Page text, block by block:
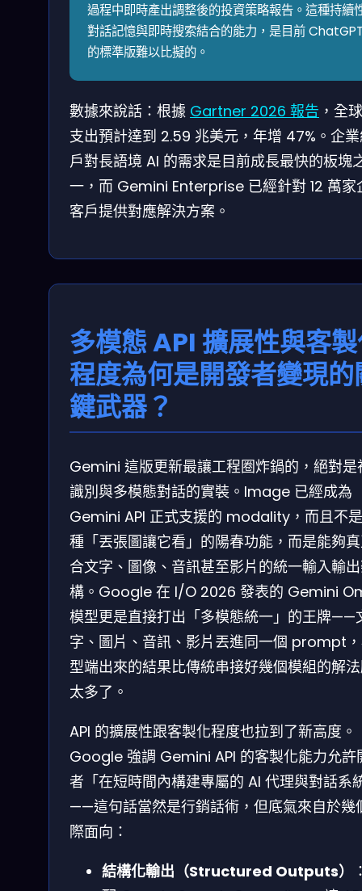
過程中即時產出調整後的投資策略報告。這種持續
對話記憶與即時搜索結合的能力，是目前
的標準版難以比擬的。
數據來說話：根據 Gartner 2026 報告 ，全
支出預計達到 2.59 兆美元，年增 47%。企
戶對長語境 AI 的需求是目前成長最快的板塊
一，而 Gemini Enterprise 已經針對 12 萬家
客戶提供對應解決方案。
多模態 API 擴展性與客
程度為何是開發者變現的
鍵武器？
Gemini 這版更新最讓工程圈炸鍋的，絕對是
識別與多模態對話的實裝。Image 已經成為
Gemini API 正式支援的 modality，而且不
種「丟張圖讓它看」的陽春功能，而是能夠
合文字、圖像、音訊甚至影片的統一輸入輸
構。Google 在 I/O 2026 發表的 Gemini
模型更是直接打出「多模態統一」的王牌——
字、圖片、音訊、影片丟進同一個 prompt
型端出來的結果比傳統串接好幾個模組的解
太多了。
API 的擴展性跟客製化程度也拉到了新高度。
Google 強調 Gemini API 的客製化能力允許
者「在短時間內構建專屬的 AI 代理與對話系
——這句話當然是行銷話術，但底氣來自於幾
際面向：
結構化輸出（Structured Outputs）